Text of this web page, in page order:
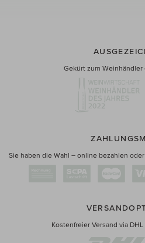
Gekürt zum Weinhändler
Sie haben die Wahl – online bezahlen
Kostenfreier Versand via DHL